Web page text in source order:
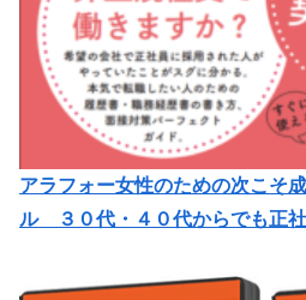
アラフォー女性のための次こそ
ル ３０代・４０代からでも正社